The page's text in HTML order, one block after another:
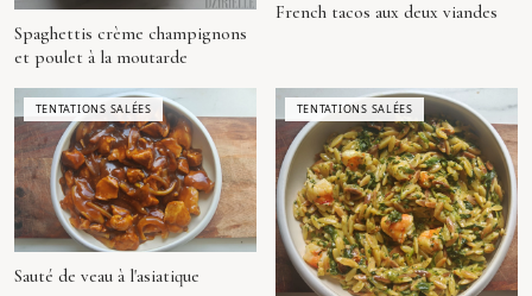
Spaghettis crème champignons
et poulet à la moutarde
French tacos aux deux viandes
TENTATIONS SALÉES
Sauté de veau à l'asiatique
TENTATIONS SALÉES